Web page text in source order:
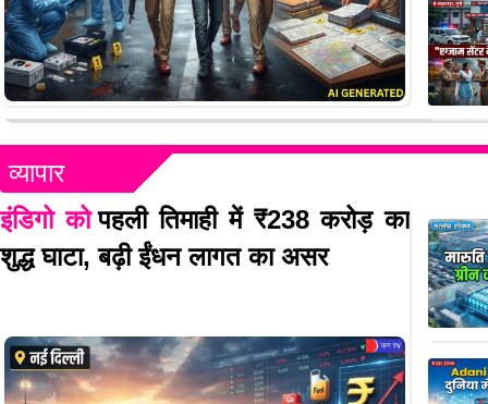
व्यापार
इंडिगो को पहली तिमाही में ₹238 करोड़ का
शुद्ध घाटा, बढ़ी ईंधन लागत का असर